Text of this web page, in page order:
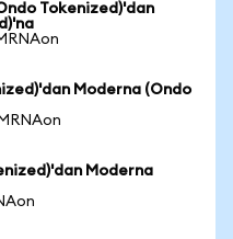
Tokenized)'dan
Moderna (Ondo
Moderna